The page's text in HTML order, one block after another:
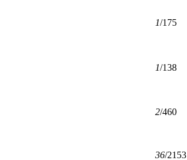
1/175
1/138
2/460
36/2153